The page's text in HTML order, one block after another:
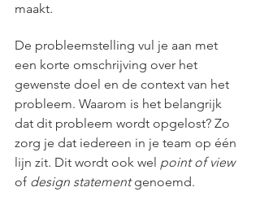
maakt.
De probleemstelling vul je aan met
een korte omschrijving over het
gewenste doel en de context van het
probleem. Waarom is het belangrijk
dat dit probleem wordt opgelost? Zo
zorg je dat iedereen in je team op één
lijn zit. Dit wordt ook wel point of view
of design statement genoemd.